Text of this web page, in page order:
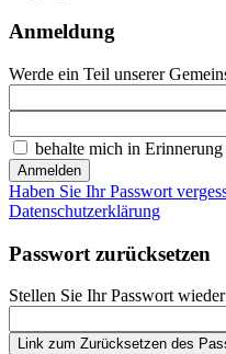
Anmeldung
Werde ein Teil unserer
behalte mich in Erinnerung
Anmelden
Haben Sie Ihr Passwort
Datenschutzerklärung
Passwort zurücksetzen
Stellen Sie Ihr Passwort
Link zum Zurücksetzen des